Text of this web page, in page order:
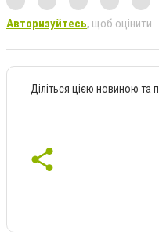
Авторизуйтесь, щоб оцінити
Діліться цією новиною та